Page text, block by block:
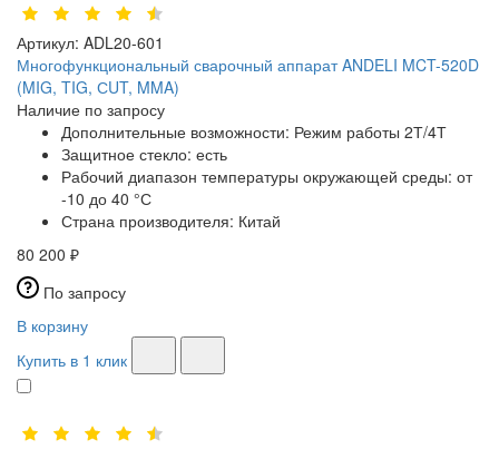
Артикул: ADL20-601
Многофункциональный сварочный аппарат ANDELI MCT-520D
(MIG, TIG, СUT, MMA)
Наличие по запросу
Дополнительные возможности: Режим работы 2Т/4Т
Защитное стекло: есть
Рабочий диапазон температуры окружающей среды: от
-10 до 40 °С
Страна производителя: Китай
80 200 ₽
По запросу
В корзину
Купить в 1 клик